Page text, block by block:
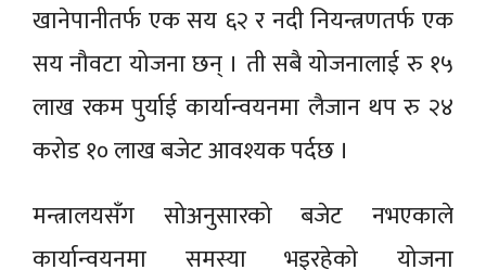
खानेपानीतर्फ एक सय ६२ र नदी नियन्त्रणतर्फ एक
सय नौवटा योजना छन् । ती सबै योजनालाई रु १५
लाख रकम पुर्याई कार्यान्वयनमा लैजान थप रु २४
करोड १० लाख बजेट आवश्यक पर्दछ ।
मन्त्रालयसँग सोअनुसारको बजेट नभएकाले
कार्यान्वयनमा समस्या भइरहेको योजना